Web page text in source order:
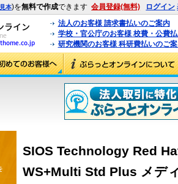
見本)を無料で作成できます 会員登録(無料) ログイン
法人のお客様 請求書払いのご案内
学校・官公庁のお客様 校費・公費
研究機関のお客様 科研費払いのご
SIOS Technology Red
WS+Multi Std Plus メデ